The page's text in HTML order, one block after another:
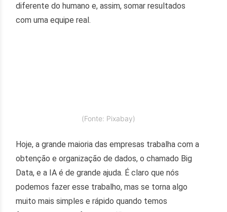
diferente do humano e, assim, somar resultados
com uma equipe real.
(Fonte: Pixabay)
Hoje, a grande maioria das empresas trabalha com a
obtenção e organização de dados, o chamado Big
Data, e a IA é de grande ajuda. É claro que nós
podemos fazer esse trabalho, mas se torna algo
muito mais simples e rápido quando temos